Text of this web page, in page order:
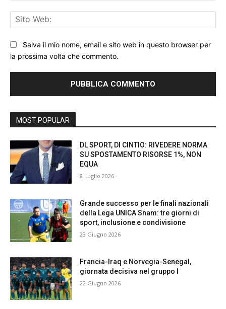
Salva il mio nome, email e sito web in questo browser per
la prossima volta che commento.
MOST POPULAR
DL SPORT, DI CINTIO: RIVEDERE NORMA
SU SPOSTAMENTO RISORSE 1%, NON
EQUA
8 Luglio 2026
Grande successo per le finali nazionali
della Lega UNICA Snam: tre giorni di
sport, inclusione e condivisione
23 Giugno 2026
Francia-Iraq e Norvegia-Senegal,
giornata decisiva nel gruppo I
22 Giugno 2026